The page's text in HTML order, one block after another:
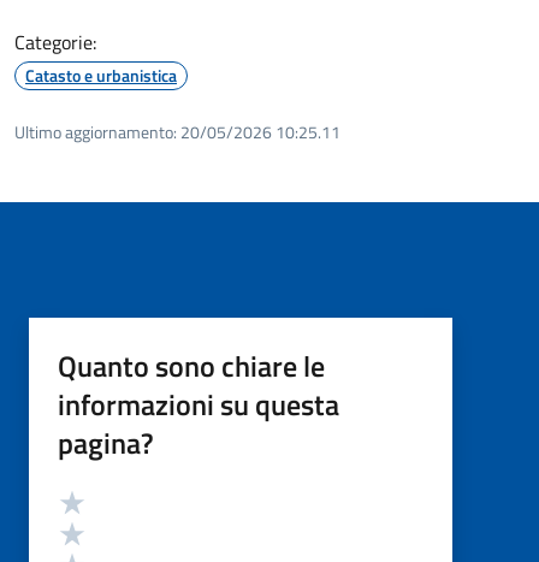
Categorie:
Catasto e urbanistica
Ultimo aggiornamento: 20/05/2026 10:25.11
Quanto sono chiare le
informazioni su questa
pagina?
Valutazione